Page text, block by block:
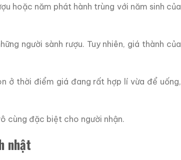
hoặc năm phát hành trùng với năm sinh của
người sành rượu. Tuy nhiên, giá thành của
ở thời điểm giá đang rất hợp lí vừa để uống,
cùng đặc biệt cho người nhận.
nhật